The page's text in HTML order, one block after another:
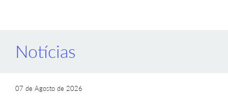
Notícias
07 de Agosto de 2026